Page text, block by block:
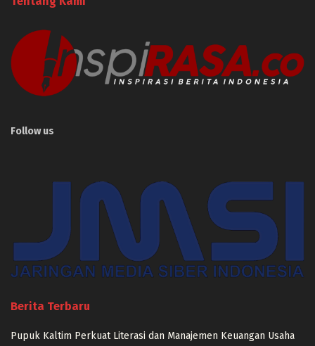
Follow us
Berita Terbaru
Pupuk Kaltim Perkuat Literasi dan Manajemen Keuangan Usaha